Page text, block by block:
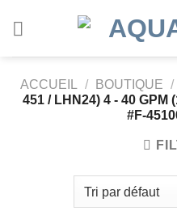
ACCUEIL / BOUTIQUE /
451 / LHN24) 4 - 40 GPM
#F-